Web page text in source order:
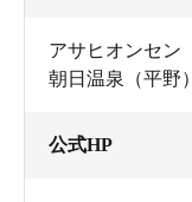
アサヒオンセン
朝日温泉（平野）
公式HP